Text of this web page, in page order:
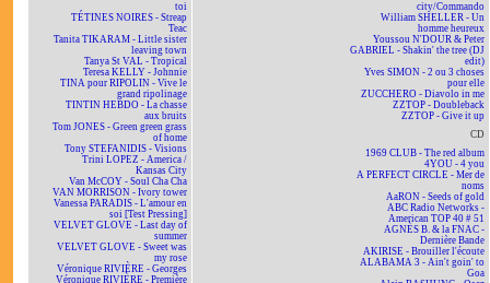
toi
TÉTINES NOIRES - Streap
Teac
Tanita TIKARAM - Little sister
leaving town
Tanya St VAL - Tropical
Teresa KELLY - Johnnie
TINA pour RIPOLIN - Vive le
grand ripolinage
TINTIN HEBDO - La chasse
aux bruits
Tom JONES - Green green grass
of home
Tony STEFANIDIS - Visions
Trini LOPEZ - America /
Kansas City
Van McCOY - Soul Cha Cha
VAN MORRISON - Ivory tower
Vanessa PARADIS - L'amour en
soi [Test Pressing]
VELVET GLOVE - Last day of
summer
VELVET GLOVE - Sweet was
my rose
Véronique RIVIÈRE - Georges
Véronique RIVIÈRE - Première
city/Commando
William SHELLER - Un
homme heureux
Youssou N'DOUR & Peter
GABRIEL - Shakin' the tree (DJ
edit)
Yves SIMON - 2 ou 3 choses
pour elle
ZUCCHERO - Diavolo in me
ZZTOP - Doubleback
ZZTOP - Give it up
CD
1969 CLUB - The red album
4YOU - 4 you
A PERFECT CIRCLE - Mer de
noms
AaRON - Seeds of gold
ABC Radio Networks -
American TOP 40 # 51
AGNÈS B. & la FNAC -
Dernière Bande
AKIRISE - Brouiller l'écoute
ALABAMA 3 - Ain't goin' to
Goa